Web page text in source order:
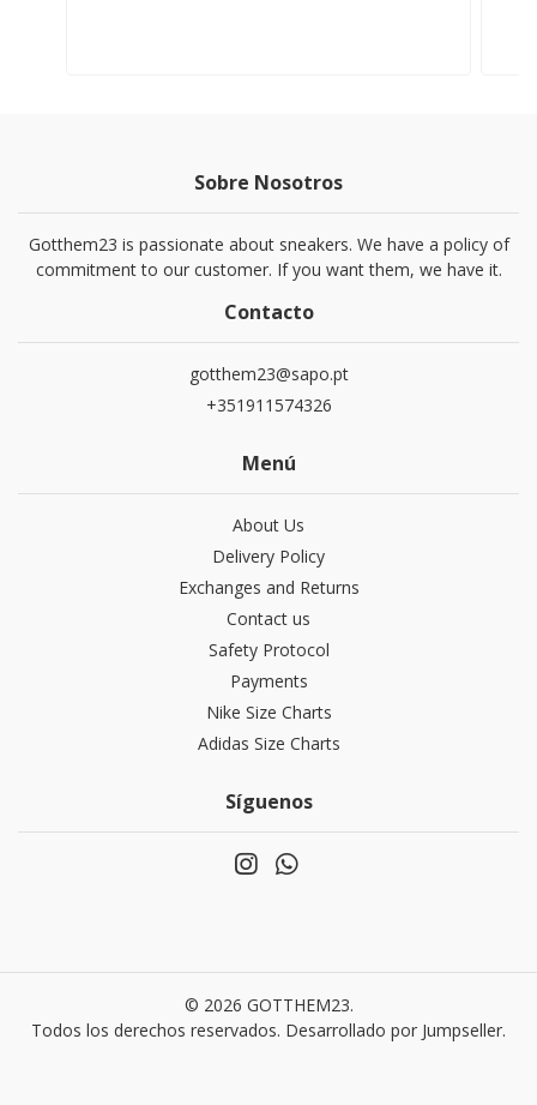
Sobre Nosotros
Gotthem23 is passionate about sneakers. We have a policy of
commitment to our customer. If you want them, we have it.
Contacto
gotthem23@sapo.pt
+351911574326
Menú
About Us
Delivery Policy
Exchanges and Returns
Contact us
Safety Protocol
Payments
Nike Size Charts
Adidas Size Charts
Síguenos
© 2026 GOTTHEM23.
Todos los derechos reservados. Desarrollado por Jumpseller.